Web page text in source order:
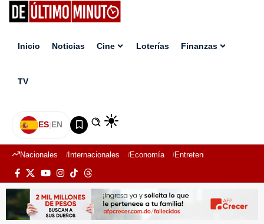
Inicio Noticias Cine Loterías Finanzas
TV
ES|EN
Nacionales Internacionales Economía Entretenimiento